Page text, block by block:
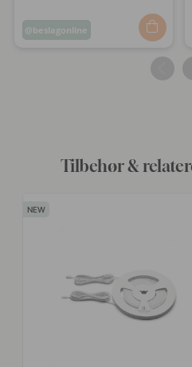
Opslag
beslagonline
Tilbehør &